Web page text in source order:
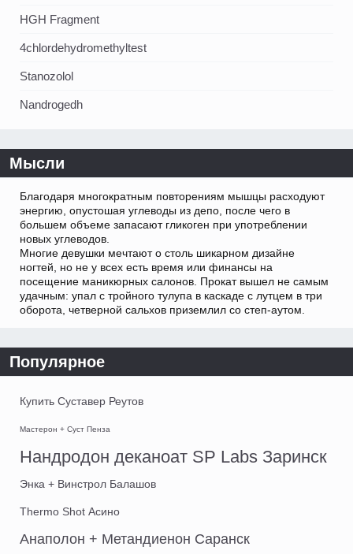
HGH Fragment
4chlordehydromethyltest
Stanozolol
Nandrogedh
Мысли
Благодаря многократным повторениям мышцы расходуют
энергию, опустошая углеводы из депо, после чего в
большем объеме запасают гликоген при употреблении
новых углеводов.
Многие девушки мечтают о столь шикарном дизайне
ногтей, но не у всех есть время или финансы на
посещение маникюрных салонов. Прокат вышел не самым
удачным: упал с тройного тулупа в каскаде с лутцем в три
оборота, четверной сальхов приземлил со степ-аутом.
Популярное
Купить Суставер Реутов
Мастерон + Суст Пенза
Нандродон деканоат SP Labs Заринск
Энка + Винстрол Балашов
Thermo Shot Асино
Анаполон + Метандиенон Саранск